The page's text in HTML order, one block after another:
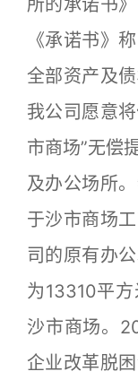
所的承诺书
《承诺书》
全部资产及
我公司愿意
市商场”无偿
及办公场所
于沙市商场
司的原有办
为13310平
沙市商场。
企业改革脱